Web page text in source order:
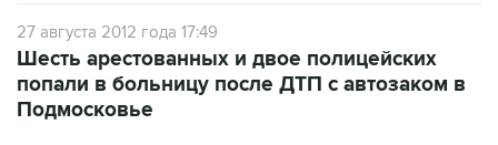
27 августа 2012 года 17:49
Шесть арестованных и двое полицейских
попали в больницу после ДТП с автозаком в
Подмосковье